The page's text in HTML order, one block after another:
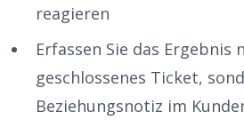
reagieren
Erfassen Sie das Ergebnis
geschlossenes Ticket,
Beziehungsnotiz im